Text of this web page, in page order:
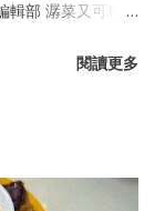
輯部 潺菜又可稱木
閱讀更多